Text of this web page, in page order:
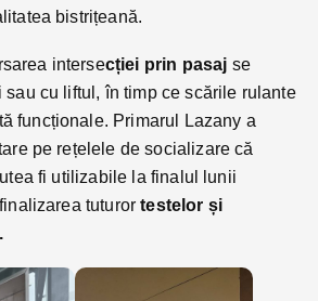
bistrițeană.
intersecției prin pasaj se
sau cu liftul, în timp ce scările rulante
funcționale. Primarul Lazany a
pe rețelele de socializare că
fi utilizabile la finalul lunii
tuturortestelor și